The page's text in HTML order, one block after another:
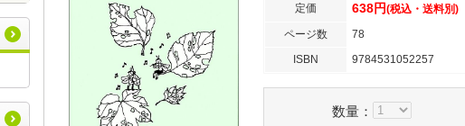
定価 638円(税込・送料別)
ページ数 78
ISBN
9784531052257
数量：